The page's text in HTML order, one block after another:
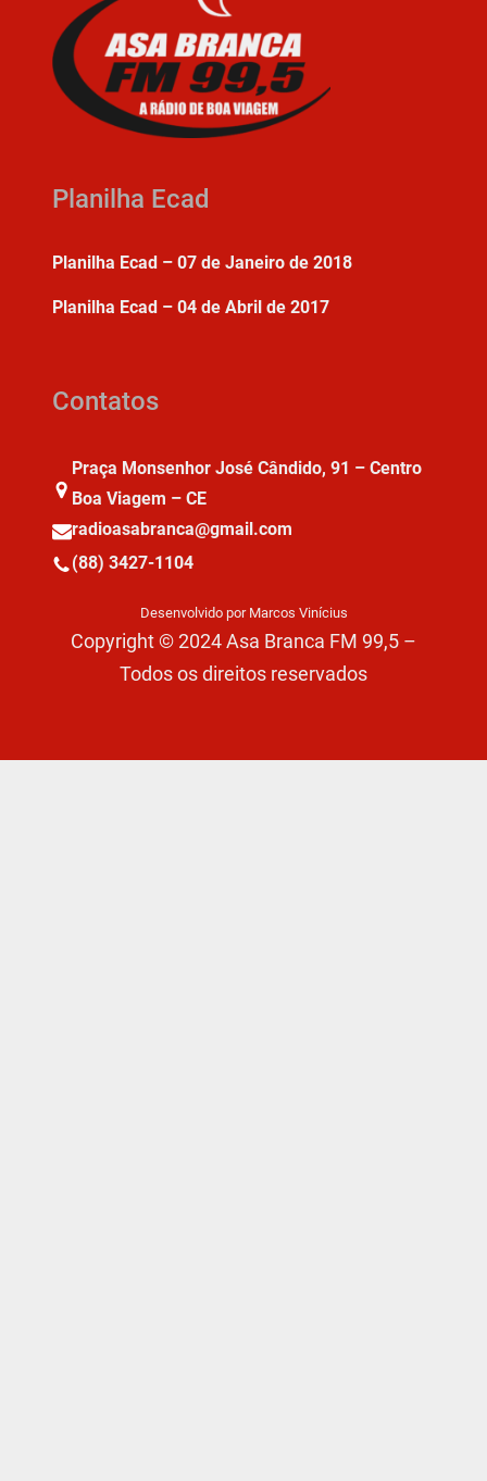
Planilha Ecad
Planilha Ecad – 07 de Janeiro de 2018
Planilha Ecad – 04 de Abril de 2017
Contatos
Praça Monsenhor José Cândido, 91 – Centro
Boa Viagem – CE
radioasabranca@gmail.com
(88) 3427-1104
Desenvolvido por Marcos Vinícius
Copyright © 2024 Asa Branca FM 99,5 –
Todos os direitos reservados